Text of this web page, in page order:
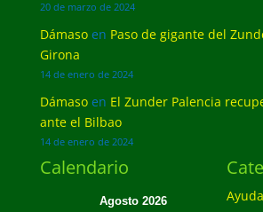
20 de marzo de 2024
Dámasoen Paso de gigante del
Girona
14 de enero de 2024
Dámasoen El Zunder Palencia
ante el Bilbao
14 de enero de 2024
Calendario
Agosto 2026